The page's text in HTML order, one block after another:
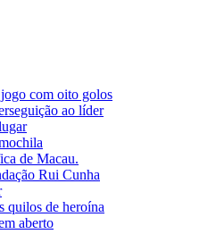
com oito golos
ao líder
de Macau.
Rui Cunha
quilos de heroína
aberto